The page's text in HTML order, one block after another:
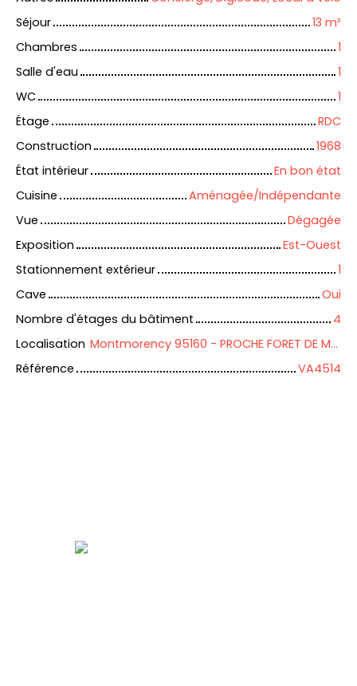
Séjour
13 m²
Chambres
1
Salle d'eau
1
WC
1
Étage
RDC
Construction
1968
État intérieur
En bon état
Cuisine
Aménagée/Indépendante
Vue
Dégagée
Exposition
Est-Ouest
Stationnement extérieur
1
Cave
Oui
Nombre d'étages du bâtiment
4
Localisation
Montmorency 95160 - PROCHE FORET DE MONTMORENCY
Référence
VA4514